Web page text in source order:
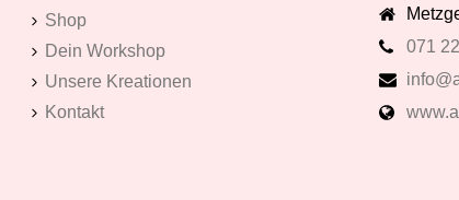
Shop
Dein Workshop
Unsere Kreationen
Kontakt
071